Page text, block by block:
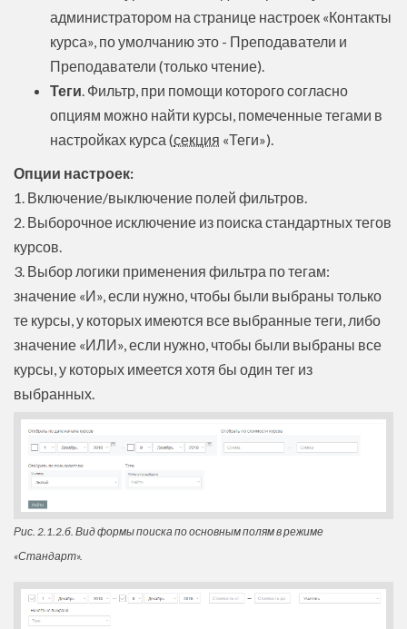
администратором на странице настроек «Контакты
курса», по умолчанию это - Преподаватели и
Преподаватели (только чтение).
Теги . Фильтр, при помощи которого согласно
опциям можно найти курсы, помеченные тегами в
настройках курса (секция «Теги»).
Опции настроек:
1. Включение/выключение полей фильтров.
2. Выборочное исключение из поиска стандартных тегов
курсов.
3. Выбор логики применения фильтра по тегам:
значение «И», если нужно, чтобы были выбраны только
те курсы, у которых имеются все выбранные теги, либо
значение «ИЛИ», если нужно, чтобы были выбраны все
курсы, у которых имеется хотя бы один тег из
выбранных.
Рис. 2.1.2.б. Вид формы поиска по основным полям в режиме
«Стандарт».